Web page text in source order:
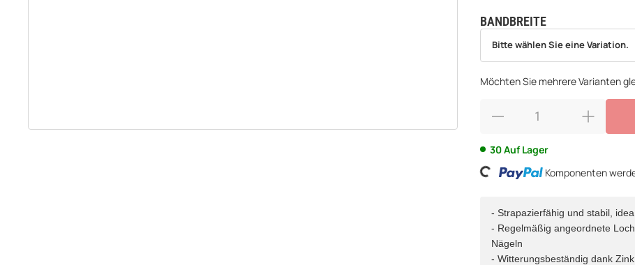
BANDBREITE
wählen
Bitte wählen Sie eine Variation.
Möchten Sie mehrere Varianten
30 Auf Lager
Loading... Komponenten
- Strapazierfähig und stabil,
- Regelmäßig angeordnete
Nägeln
- Witterungsbeständig dank